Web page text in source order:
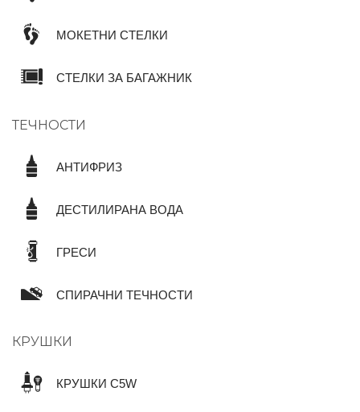
МОКЕТНИ СТЕЛКИ
СТЕЛКИ ЗА БАГАЖНИК
ТЕЧНОСТИ
АНТИФРИЗ
ДЕСТИЛИРАНА ВОДА
ГРЕСИ
СПИРАЧНИ ТЕЧНОСТИ
КРУШКИ
КРУШКИ C5W